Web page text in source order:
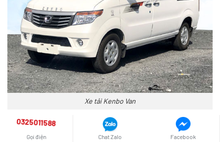
Xe tải Kenbo Van
0325011588
Gọi điện Chat Zalo Facebook